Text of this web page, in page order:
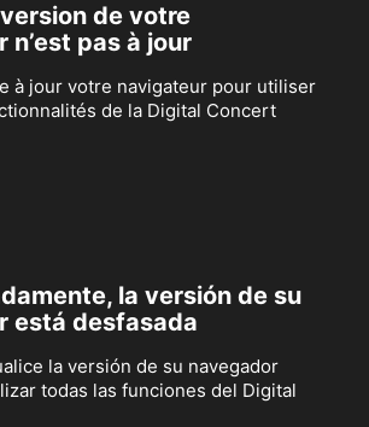
de votre
n’est pas à jour
à jour votre navigateur pour utiliser
de la Digital Concert
la versión de su
está desfasada
la versión de su navegador
todas las funciones del Digital